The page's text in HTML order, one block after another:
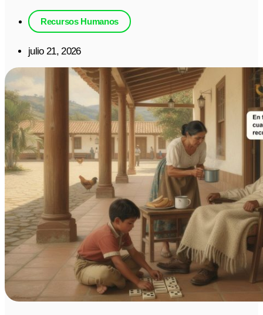
Recursos Humanos
julio 21, 2026